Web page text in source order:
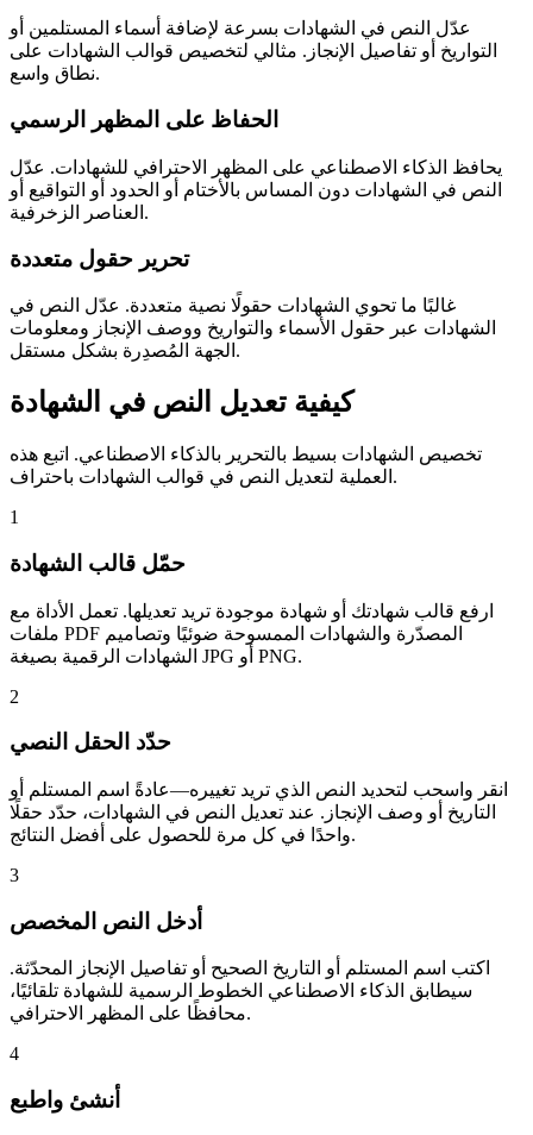
عدّل النص في الشهادات بسرعة لإضافة أسماء المستلمين أو
التواريخ أو تفاصيل الإنجاز. مثالي لتخصيص قوالب الشهادات على
نطاق واسع.
الحفاظ على المظهر الرسمي
يحافظ الذكاء الاصطناعي على المظهر الاحترافي للشهادات. عدّل
النص في الشهادات دون المساس بالأختام أو الحدود أو التواقيع أو
العناصر الزخرفية.
تحرير حقول متعددة
غالبًا ما تحوي الشهادات حقولًا نصية متعددة. عدّل النص في
الشهادات عبر حقول الأسماء والتواريخ ووصف الإنجاز ومعلومات
الجهة المُصدِرة بشكل مستقل.
كيفية تعديل النص في الشهادة
تخصيص الشهادات بسيط بالتحرير بالذكاء الاصطناعي. اتبع هذه
العملية لتعديل النص في قوالب الشهادات باحتراف.
1
حمّل قالب الشهادة
ارفع قالب شهادتك أو شهادة موجودة تريد تعديلها. تعمل الأداة مع
ملفات PDF المصدّرة والشهادات الممسوحة ضوئيًا وتصاميم
الشهادات الرقمية بصيغة JPG أو PNG.
2
حدّد الحقل النصي
انقر واسحب لتحديد النص الذي تريد تغييره—عادةً اسم المستلم أو
التاريخ أو وصف الإنجاز. عند تعديل النص في الشهادات، حدّد حقلًا
واحدًا في كل مرة للحصول على أفضل النتائج.
3
أدخل النص المخصص
اكتب اسم المستلم أو التاريخ الصحيح أو تفاصيل الإنجاز المحدّثة.
سيطابق الذكاء الاصطناعي الخطوط الرسمية للشهادة تلقائيًا،
محافظًا على المظهر الاحترافي.
4
أنشئ واطبع